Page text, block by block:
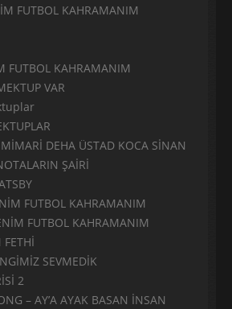
FUTBOL KAHRAMANIM
FUTBOL KAHRAMANIM
VAR
DEHA ÜSTAD KOCA SİNAN
ŞAİRİ
FUTBOL KAHRAMANIM
FUTBOL KAHRAMANIM
SEVMEDİK
2
– AY’A AYAK BASAN İNSAN